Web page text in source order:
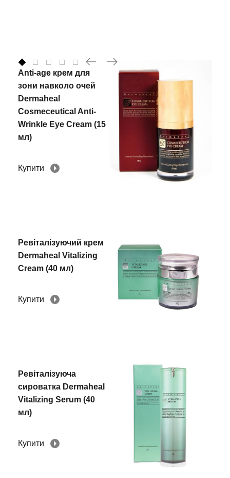
Anti-age крем для
зони навколо очей
Dermaheal
Cosmeceutical Anti-
Wrinkle Eye Cream (15
мл)
Купити
Ревіталізуючий крем
Dermaheal Vitalizing
Cream (40 мл)
Купити
Ревіталізуюча
сироватка Dermaheal
Vitalizing Serum (40
мл)
Купити